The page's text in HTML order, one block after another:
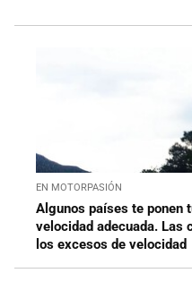
EN MOTORPASIÓN
Algunos países te ponen
velocidad adecuada.
los excesos de velocidad